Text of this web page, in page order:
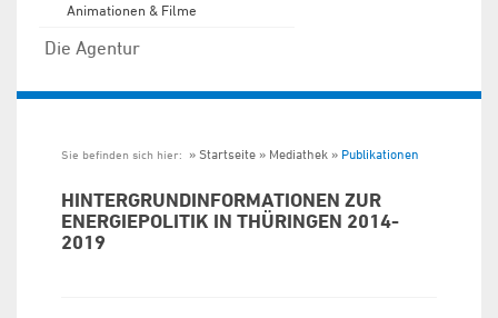
Animationen & Filme
Die Agentur
Sie befinden sich hier: Startseite Mediathek Publikationen
HINTERGRUNDINFORMATIONEN ZUR
ENERGIEPOLITIK IN THÜRINGEN 2014-
2019